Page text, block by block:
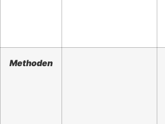
Methoden